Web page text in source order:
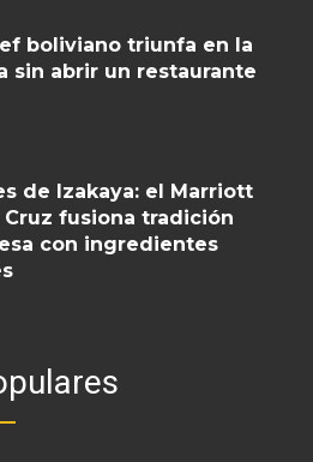
boliviano triunfa en la
sin abrir un restaurante
de Izakaya: el Marriott
Cruz fusiona tradición
con ingredientes